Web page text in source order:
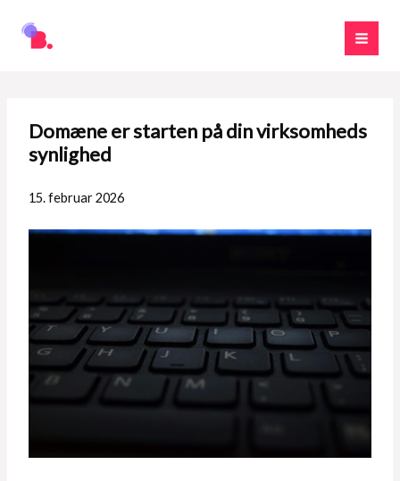
indholdet
Domæne er starten på din virksomheds
synlighed
15. februar 2026